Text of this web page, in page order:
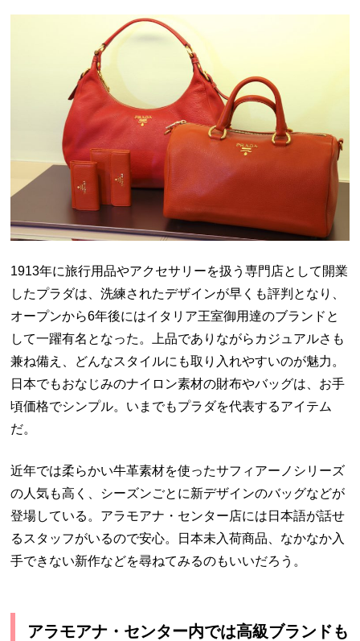
1913年に旅行用品やアクセサリーを扱う専門店として開業
したプラダは、洗練されたデザインが早くも評判となり、
オープンから6年後にはイタリア王室御用達のブランドと
して一躍有名となった。上品でありながらカジュアルさも
兼ね備え、どんなスタイルにも取り入れやすいのが魅力。
日本でもおなじみのナイロン素材の財布やバッグは、お手
頃価格でシンプル。いまでもプラダを代表するアイテム
だ。
近年では柔らかい牛革素材を使ったサフィアーノシリーズ
の人気も高く、シーズンごとに新デザインのバッグなどが
登場している。アラモアナ・センター店には日本語が話せ
るスタッフがいるので安心。日本未入荷商品、なかなか入
手できない新作などを尋ねてみるのもいいだろう。
アラモアナ・センター内では高級ブランドも